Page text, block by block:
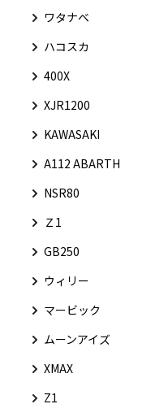
ワタナベ
ハコスカ
400X
XJR1200
KAWASAKI
A112 ABARTH
NSR80
Ｚ1
GB250
ウィリー
マービック
ムーンアイズ
XMAX
Z1